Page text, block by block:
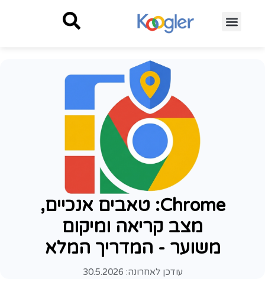
Chrome: טאבים אנכיים,
מצב קריאה ומיקום
משוער - המדריך המלא
עודכן לאחרונה: 30.5.2026